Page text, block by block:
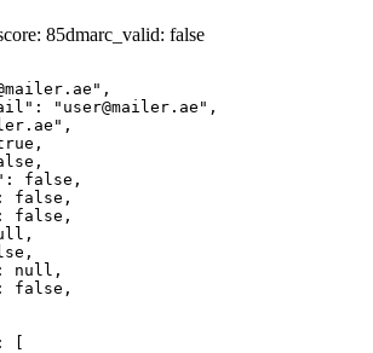
: 85dmarc_valid: false
"user@mailer.ae",
false,
false,
false,
null,
false,
[